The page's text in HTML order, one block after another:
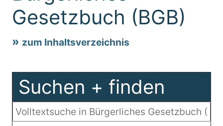
Gesetzbuch (BGB)
zum Inhaltsverzeichnis
Suchen + finden